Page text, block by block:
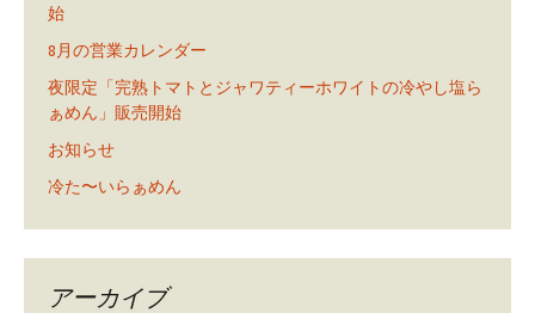
始
8月の営業カレンダー
夜限定「完熟トマトとジャワティーホワイトの冷やし塩ら
ぁめん」販売開始
お知らせ
冷た〜いらぁめん
アーカイブ